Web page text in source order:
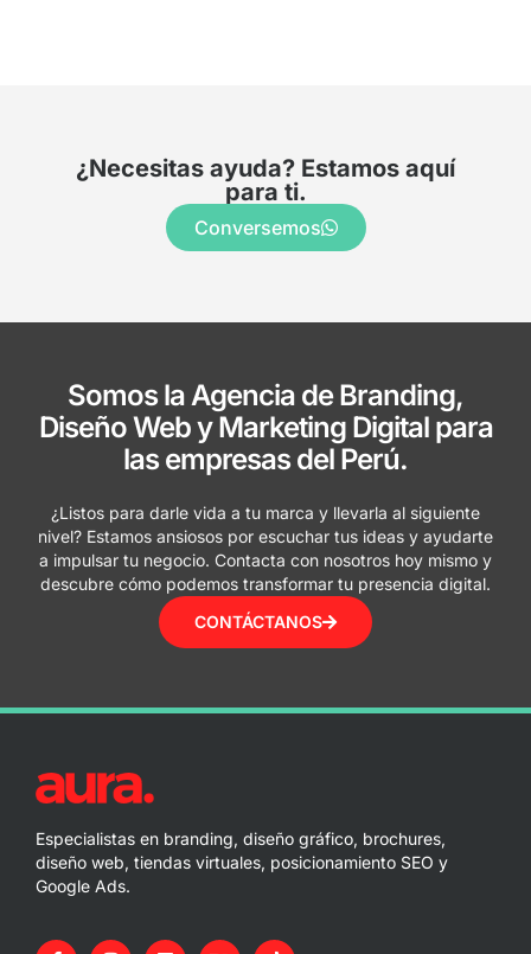
¿Necesitas ayuda? Estamos aquí
para ti.
Conversemos
Somos la Agencia de Branding,
Diseño Web y Marketing Digital para
las empresas del Perú.
¿Listos para darle vida a tu marca y llevarla al siguiente
nivel? Estamos ansiosos por escuchar tus ideas y ayudarte
a impulsar tu negocio. Contacta con nosotros hoy mismo y
descubre cómo podemos transformar tu presencia digital.
CONTÁCTANOS
Especialistas en branding, diseño gráfico, brochures,
diseño web, tiendas virtuales, posicionamiento SEO y
Google Ads.